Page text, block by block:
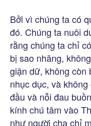
Bởi vì chúng ta có
đó. Chúng ta nuôi
rằng chúng ta chỉ
bị sao nhãng,
giận dữ, không còn
nhục dục, và
đầu và nỗi đau
kính chú tâm vào
như người cha chỉ